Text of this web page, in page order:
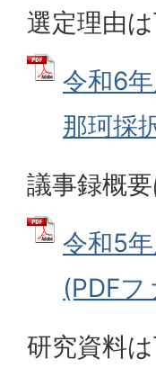
選定理由
令和6
那珂採
議事録概
令和5
(PDF
研究資料